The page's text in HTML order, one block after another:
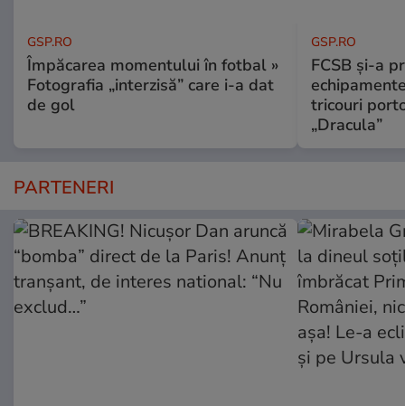
GSP.RO
Împăcarea momentului în fotbal »
Fotografia „interzisă” care i-a dat
de gol
GSP.RO
FCSB și-a
tricouri
„Dracula”
PARTENERI